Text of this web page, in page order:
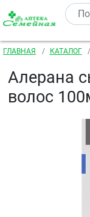
Перейти к
Строка
ГЛАВНАЯ КАТАЛОГ
Алерана
волос